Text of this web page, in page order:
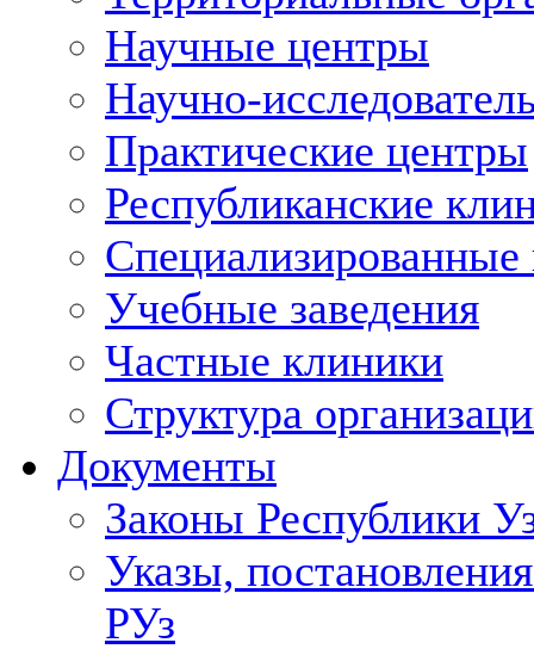
Научные центры
Научно-
Практические центры
Республиканские
Учебные заведения
Частные клиники
Структура
Документы
Законы Республики
Указы,
РУз